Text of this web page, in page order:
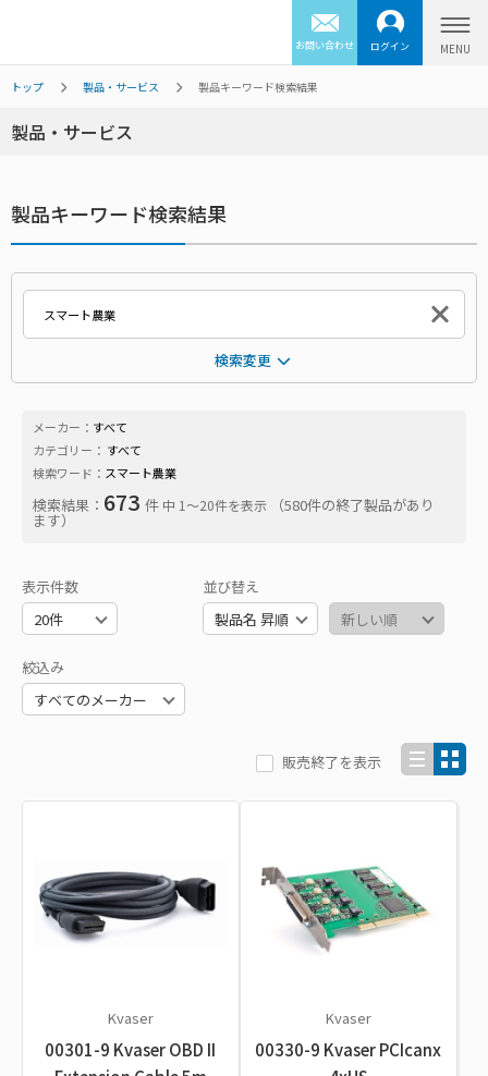
お問い合わせ ログイン
トップ 製品・サービス 製品キーワード検索結果
製品・サービス
製品キーワード検索結果
検索変更
メーカー： すべて
カテゴリー： すべて
検索ワード： スマート農業
検索結果： 673 件 中 1〜20件を表示 （580件の終了製品があり
ます）
表示件数 並び替え
絞込み
販売終了を表示
Kvaser
00301-9 Kvaser OBD II
Kvaser
00330-9 Kvaser PCIcanx